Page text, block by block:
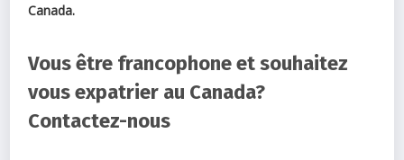
Canada.
Vous être francophone et souhaitez
vous expatrier au Canada?
Contactez-nous